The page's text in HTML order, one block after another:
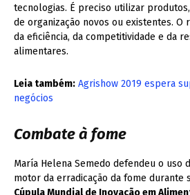
tecnologias. É preciso utilizar
de organização novos ou existentes. O
da eficiência, da competitividade e da
alimentares.
Leia também: Agrishow 2019 espera
negócios
Combate à fome
María Helena Semedo defendeu o uso
motor da erradicação da fome durante
Cúpula Mundial de Inovação em